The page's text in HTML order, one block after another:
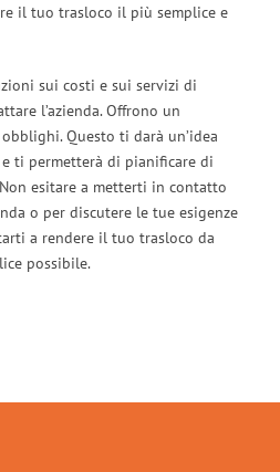
il tuo trasloco il più semplice e
sui costi e sui servizi di
l’azienda. Offrono un
Questo ti darà un’idea
ti permetterà di pianificare di
esitare a metterti in contatto
o per discutere le tue esigenze
a rendere il tuo trasloco da
possibile.